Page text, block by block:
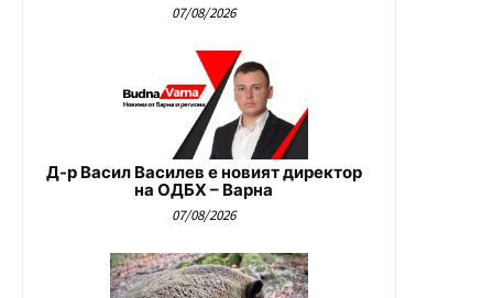
07/08/2026
Д-р Васил Василев е новият директор
на ОДБХ – Варна
07/08/2026